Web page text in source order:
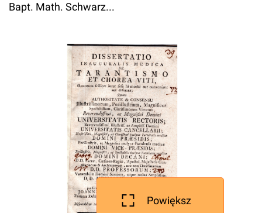
Bapt. Math. Schwarz...
Powiększ